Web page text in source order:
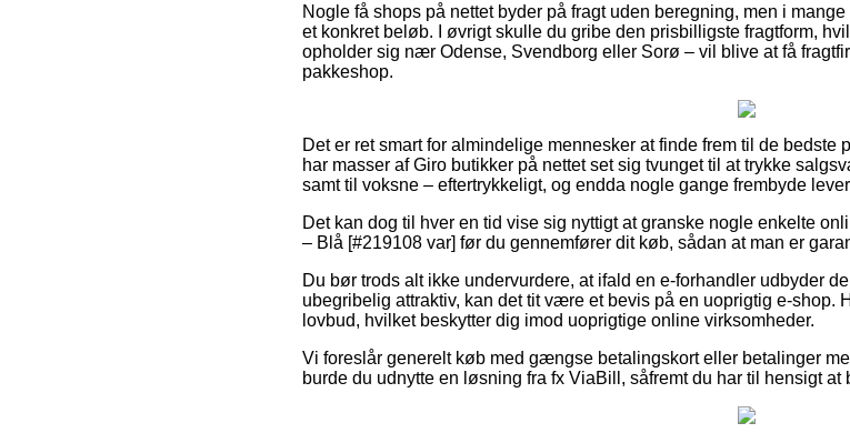
Nogle få shops på nettet byder på fragt uden beregning, men i
et konkret beløb. I øvrigt skulle du gribe den prisbilligste fragtform,
opholder sig nær Odense, Svendborg eller Sorø – vil blive at få
pakkeshop.
Det er ret smart for almindelige mennesker at finde frem til de bedste
har masser af Giro butikker på nettet set sig tvunget til at trykke
samt til voksne – eftertrykkeligt, og endda nogle gange frembyde
Det kan dog til hver en tid vise sig nyttigt at granske nogle enkelte
– Blå [#219108 var] før du gennemfører dit køb, sådan at man er
Du bør trods alt ikke undervurdere, at ifald en e-forhandler udbyder
ubegribelig attraktiv, kan det tit være et bevis på en uoprigtig e-shop.
lovbud, hvilket beskytter dig imod uoprigtige online virksomheder.
Vi foreslår generelt køb med gængse betalingskort eller betalinger
burde du udnytte en løsning fra fx ViaBill, såfremt du har til hensigt